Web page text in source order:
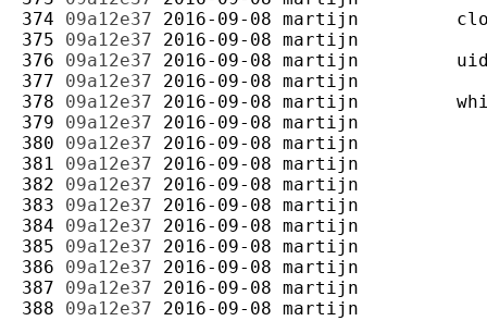
374 09a12e37 2016-09-08 martijn
375 09a12e37 2016-09-08 martijn
376 09a12e37 2016-09-08 martijn
377 09a12e37 2016-09-08 martijn
378 09a12e37 2016-09-08 martijn
379 09a12e37 2016-09-08 martijn
380 09a12e37 2016-09-08 martijn
381 09a12e37 2016-09-08 martijn
382 09a12e37 2016-09-08 martijn
383 09a12e37 2016-09-08 martijn
384 09a12e37 2016-09-08 martijn
385 09a12e37 2016-09-08 martijn
386 09a12e37 2016-09-08 martijn
387 09a12e37 2016-09-08 martijn
388 09a12e37 2016-09-08 martijn